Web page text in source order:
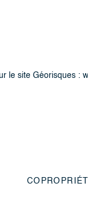
le site Géorisques :